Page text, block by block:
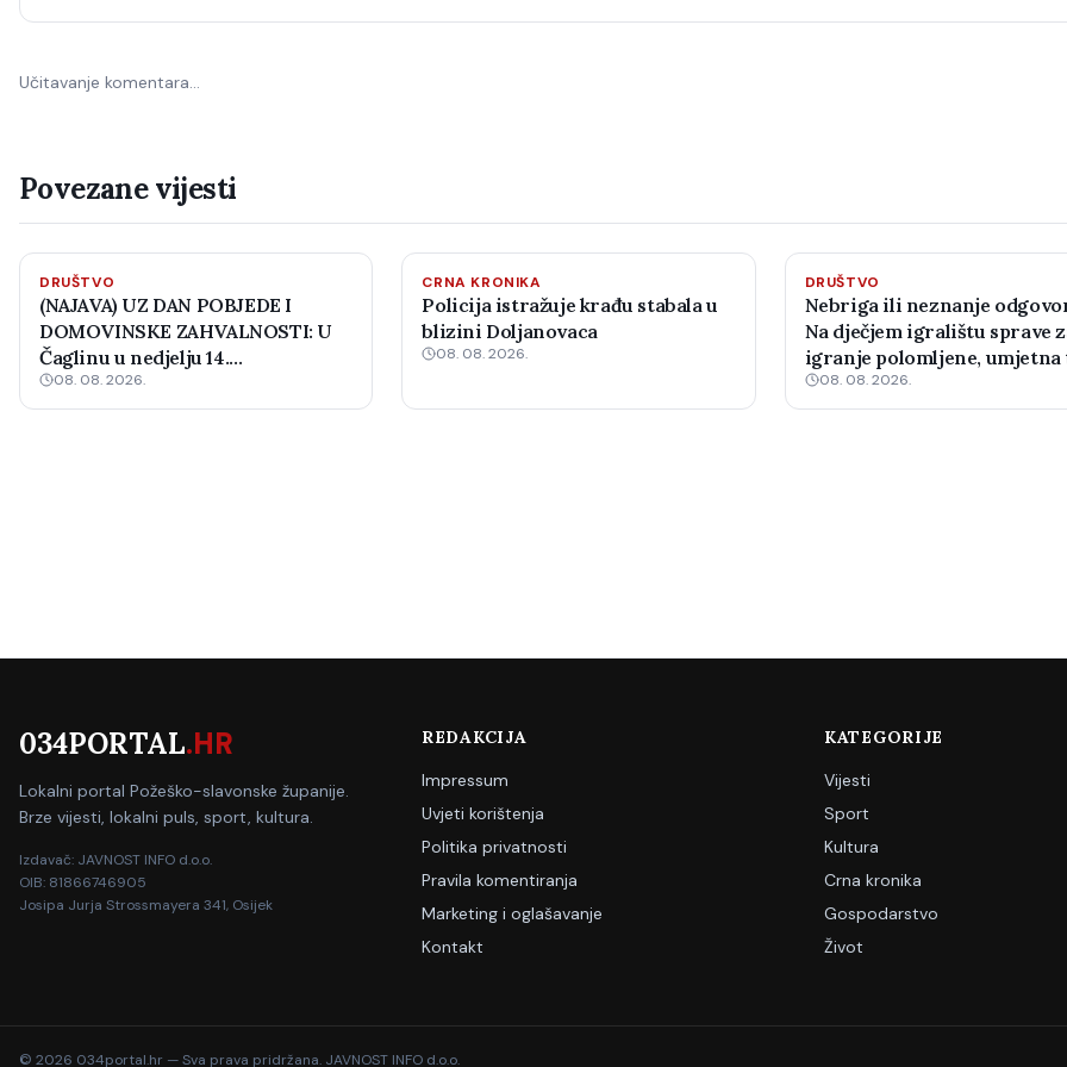
Učitavanje komentara…
Povezane vijesti
DRUŠTVO
(NAJAVA) UZ DAN POBJEDE I
DOMOVINSKE ZAHVALNOSTI: U
Čaglinu u nedjelju 14.
međunarodni šahovski turnir
08. 08. 2026.
CRNA KRONIKA
Policija istražuje krađu stabala u
blizini Doljanovaca
08. 08. 2026.
DRUŠTVO
Nebriga ili neznanje
Na dječjem igralištu sprave
igranje polomljene, umjetna
u raspadu
08. 08. 2026.
034PORTAL.HR
Lokalni portal Požeško-slavonske županije.
Brze vijesti, lokalni puls, sport, kultura.
Izdavač: JAVNOST INFO d.o.o.
OIB: 81866746905
Josipa Jurja Strossmayera 341, Osijek
REDAKCIJA
Impressum
Uvjeti korištenja
Politika privatnosti
Pravila komentiranja
Marketing i oglašavanje
Kontakt
KATEGORIJE
Vijesti
Sport
Kultura
Crna kronika
Gospodarstvo
Život
© 2026 034portal.hr — Sva prava pridržana. JAVNOST INFO d.o.o.